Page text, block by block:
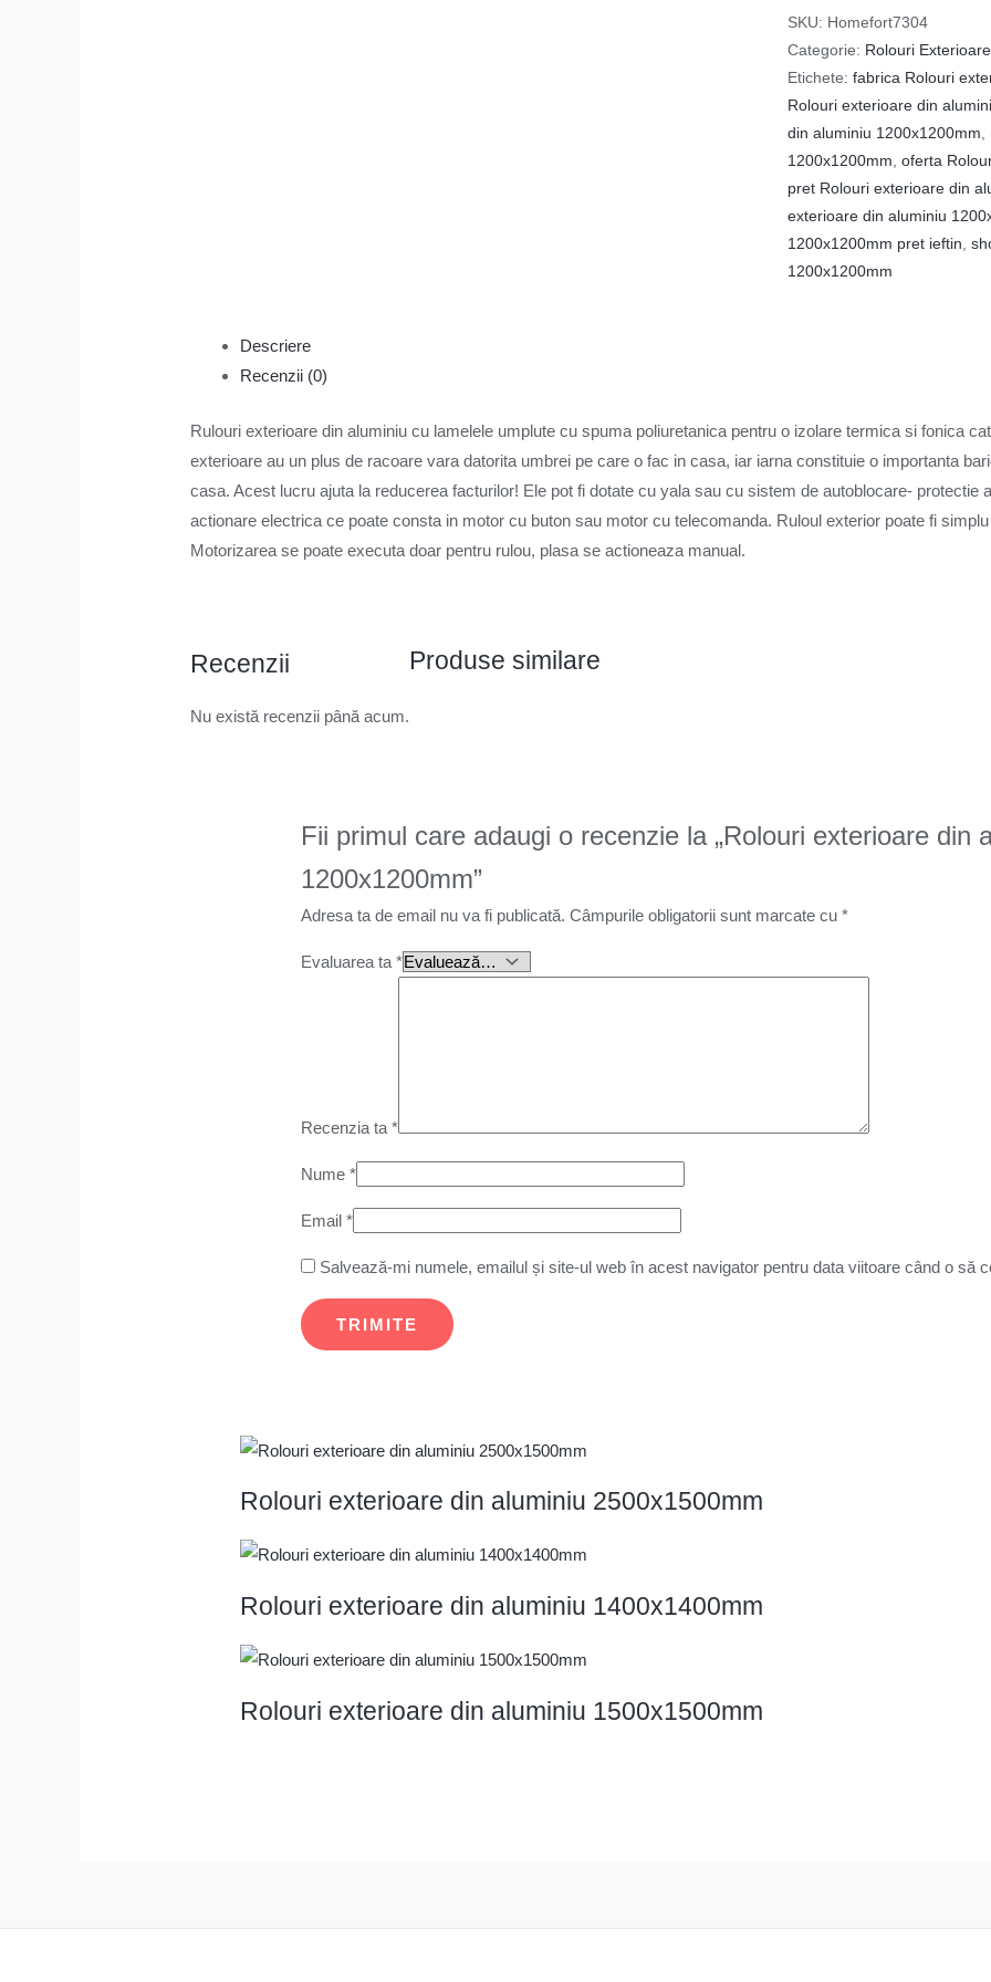
SKU: Homefort7304
Categorie: Rolouri Exterioare
Etichete: fabrica Rolouri
Rolouri exterioare din
din aluminiu 1200x1200mm,
1200x1200mm, oferta
pret Rolouri exterioare din
exterioare din aluminiu
1200x1200mm pret ieftin,
1200x1200mm
Descriere
Recenzii (0)
Rulouri exterioare din aluminiu cu lamelele umplute cu spuma poliuretanica pentru o izolare termica si fonica
exterioare au un plus de racoare vara datorita umbrei pe care o fac in casa, iar iarna constituie o importanta
casa. Acest lucru ajuta la reducerea facturilor! Ele pot fi dotate cu yala sau cu sistem de autoblocare- protectie
actionare electrica ce poate consta in motor cu buton sau motor cu telecomanda. Ruloul exterior poate fi
Motorizarea se poate executa doar pentru rulou, plasa se actioneaza manual.
Recenzii
Nu există recenzii până acum.
Fii primul care adaugi o recenzie la „Rolouri exterioare din
1200x1200mm”
Adresa ta de email nu va fi publicată. Câmpurile obligatorii sunt marcate cu*
Evaluarea ta*
Recenzia ta*
Nume*
Email*
Salvează-mi numele, emailul și site-ul web în acest navigator pentru data viitoare când o să
Produse similare
Rolouri exterioare din aluminiu 2500x1500mm
Rolouri exterioare din aluminiu 1400x1400mm
Rolouri exterioare din aluminiu 1500x1500mm